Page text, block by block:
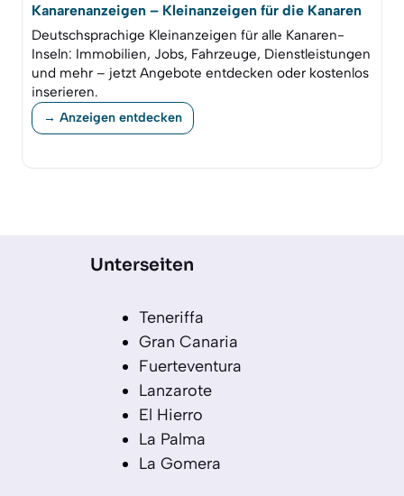
Kanarenanzeigen – Kleinanzeigen für die Kanaren
Deutschsprachige Kleinanzeigen für alle Kanaren-
Inseln: Immobilien, Jobs, Fahrzeuge, Dienstleistungen
und mehr – jetzt Angebote entdecken oder kostenlos
inserieren.
→ Anzeigen entdecken
Unterseiten
Teneriffa
Gran Canaria
Fuerteventura
Lanzarote
El Hierro
La Palma
La Gomera